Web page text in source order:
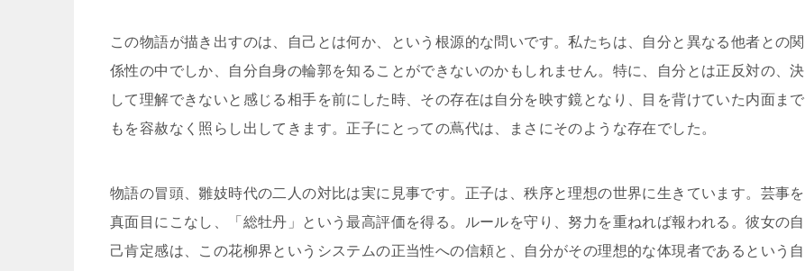
この物語が描き出すのは、自己とは何か、という根源的な問いです。私たちは、自分と異なる他者との関
係性の中でしか、自分自身の輪郭を知ることができないのかもしれません。特に、自分とは正反対の、決
して理解できないと感じる相手を前にした時、その存在は自分を映す鏡となり、目を背けていた内面まで
もを容赦なく照らし出してきます。正子にとっての蔦代は、まさにそのような存在でした。
物語の冒頭、雛妓時代の二人の対比は実に見事です。正子は、秩序と理想の世界に生きています。芸事を
真面目にこなし、「総牡丹」という最高評価を得る。ルールを守り、努力を重ねれば報われる。彼女の自
己肯定感は、この花柳界というシステムの正当性への信頼と、自分がその理想的な体現者であるという自